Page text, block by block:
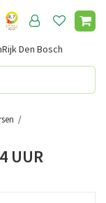
Den Bosch
UUR